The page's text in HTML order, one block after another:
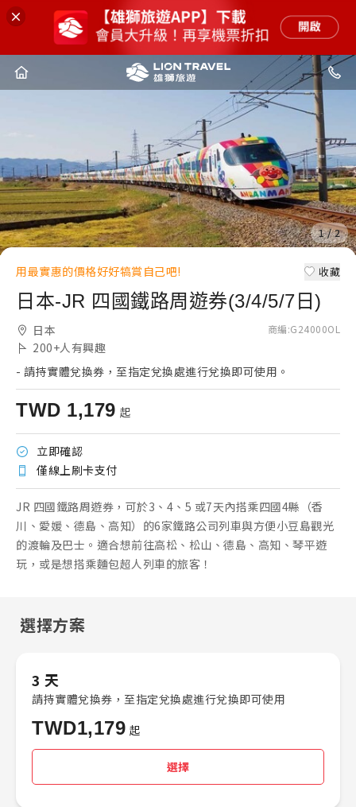
1/2
1/2
用最實惠的價格好好犒賞自己吧! 收藏
日本-JR 四國鐵路周遊券(3/4/5/7日)
日本
200+人有興趣
商編:G24000OL
- 請持實體兌換券，至指定兌換處進行兌換即可使用。
TWD 1,179 起
立即確認
僅線上刷卡支付
JR 四國鐵路周遊券，可於3、4、5 或7天內搭乘四國4縣（香
川、愛媛、德島、高知）的6家鐵路公司列車與方便小豆島觀光
的渡輪及巴士。適合想前往高松、松山、德島、高知、琴平遊
玩，或是想搭乘麵包超人列車的旅客！
選擇方案
3 天
請持實體兌換券，至指定兌換處進行兌換即可使用
TWD1,179 起
選擇